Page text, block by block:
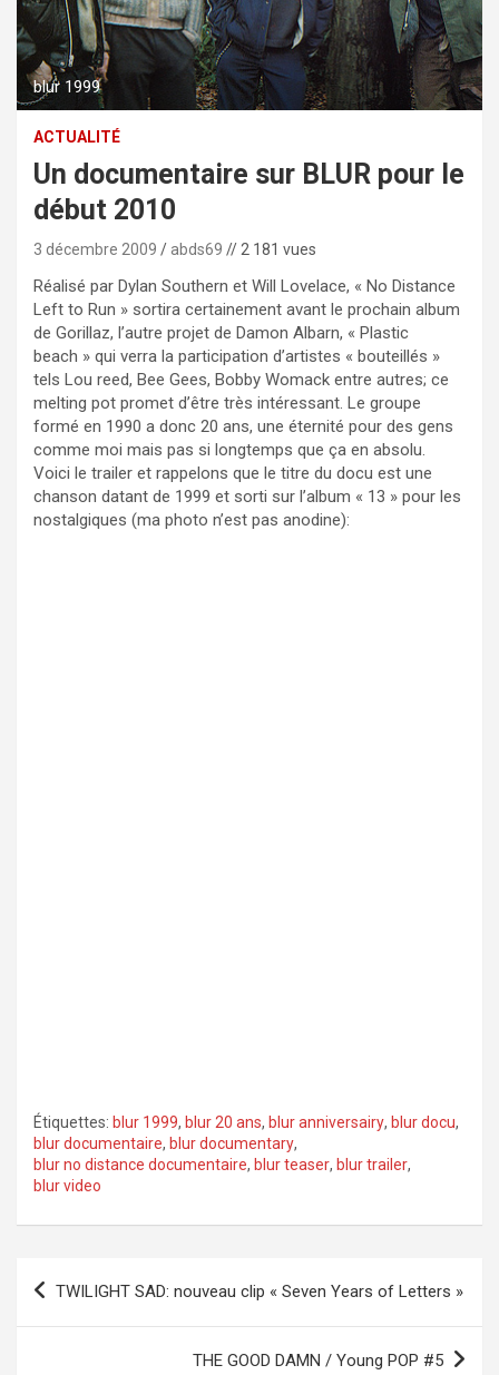
blur 1999
ACTUALITÉ
Un documentaire sur BLUR pour le
début 2010
3 décembre 2009 abds69 // 2 181 vues
Réalisé par Dylan Southern et Will Lovelace, « No Distance
Left to Run » sortira certainement avant le prochain album
de Gorillaz, l’autre projet de Damon Albarn, « Plastic
beach » qui verra la participation d’artistes « bouteillés »
tels Lou reed, Bee Gees, Bobby Womack entre autres; ce
melting pot promet d’être très intéressant. Le groupe
formé en 1990 a donc 20 ans, une éternité pour des gens
comme moi mais pas si longtemps que ça en absolu.
Voici le trailer et rappelons que le titre du docu est une
chanson datant de 1999 et sorti sur l’album « 13 » pour les
nostalgiques (ma photo n’est pas anodine):
Étiquettes: blur 1999, blur 20 ans, blur anniversairy, blur docu,
blur documentaire, blur documentary,
blur no distance documentaire, blur teaser, blur trailer,
blur video
Navigation
TWILIGHT SAD: nouveau clip « Seven Years of Letters »
THE GOOD DAMN / Young POP #5